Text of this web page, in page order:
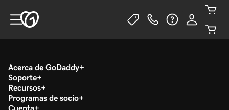
Acerca de GoDaddy
Soporte
Recursos
Programas de socio
Cuenta